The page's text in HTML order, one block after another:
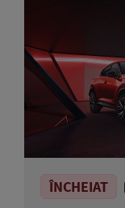
ÎNCHEIAT